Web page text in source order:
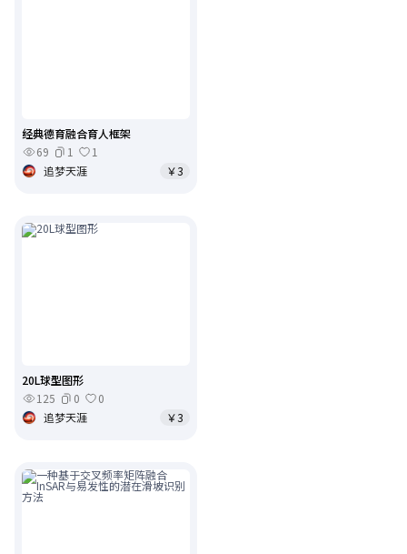
经典德育融合育人框架
69
1
1
追梦天涯
￥3
20L球型图形
125
0
0
追梦天涯
￥3